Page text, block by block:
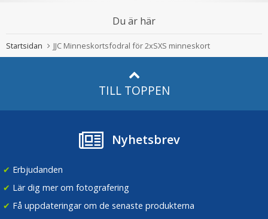
Du är här
Startsidan JJC Minneskortsfodral för 2xSXS minneskort
TILL TOPPEN
Nyhetsbrev
✔ Erbjudanden
✔ Lär dig mer om fotografering
✔ Få uppdateringar om de senaste produkterna